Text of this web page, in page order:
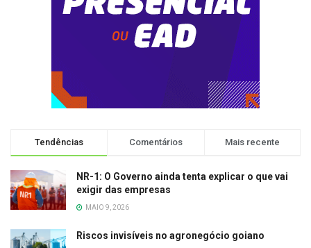
Tendências Comentários Mais recente
NR-1: O Governo ainda tenta explicar o que vai
exigir das empresas
MAIO 9, 2026
Riscos invisíveis no agronegócio goiano